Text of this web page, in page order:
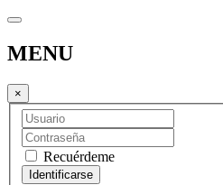
MENU
×
Recuérdeme